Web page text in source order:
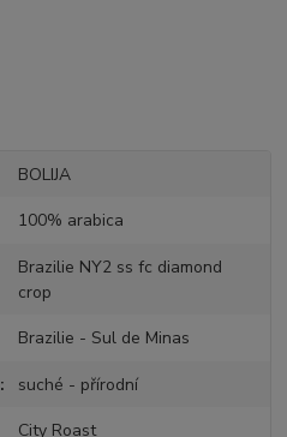
BOLIJA
100% arabica
Brazilie NY2 ss fc diamond
crop
Brazilie - Sul de Minas
suché - přírodní
City Roast